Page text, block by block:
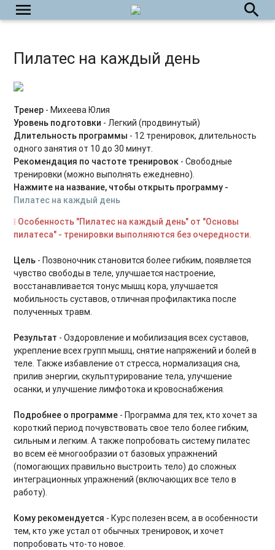
menu
Кундалини-йога
Фейсфитнес на каждый день
Йога на каждый день
Укрепляем тазовое дно
Силовые тренировки для начинающих
Power Yoga
Силовые тренировки для продвинутых
Пилатес с оборудованием
HIIT на каждый день
Растяжка на каждый день
Силовые интервальные тренировки
Фитнес-бокс
Силовые тренировки. Средний уровень
Силовые тренировки. Продвинутый уровень
Тренировки на мышцы кора
Вечерний релакс
Утренний комплекс
Body Balance для начинающих
Power Yoga для начинающих
Тренировки на ягодицы
search
Пилатес на каждый день
Тренер - Михеева Юлия
Уровень подготовки - Легкий (продвинутый)
Длительность программы - 12 тренировок, длительность
одного занятия от 10 до 30 минут.
Рекомендация по частоте тренировок - Свободные
тренировки (можно выполнять ежедневно).
Нажмите на название, чтобы открыть программу -
Пилатес на каждый день
❕ Особенность "Пилатес на каждый день" от "Основы
пилатеса" - тренировки выполняются без очередности.
Цель - Позвоночник становится более гибким, появляется
чувство свободы в теле, улучшается настроение,
восстанавливается тонус мышц кора, улучшается
мобильность суставов, отличная профилактика после
полученных травм.
Результат - Оздоровление и мобилизация всех суставов,
укрепление всех групп мышц, снятие напряжений и болей в
теле. Также избавление от стресса, нормализация сна,
прилив энергии, скульптурирование тела, улучшение
осанки, и улучшение лимфотока и кровоснабжения.
Подробнее о программе - Программа для тех, кто хочет за
короткий период почувствовать свое тело более гибким,
сильным и легким. А также попробовать систему пилатес
во всем её многообразии от базовых упражнений
(помогающих правильно выстроить тело) до сложных
интеграционных упражнений (включающих все тело в
работу).
Кому рекомендуется - Курс полезен всем, а в особенности
тем, кто уже устал от обычных тренировок, и хочет
попробовать что-то новое.